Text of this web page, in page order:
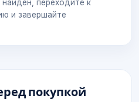
переходите к
и завершайте
покупкой